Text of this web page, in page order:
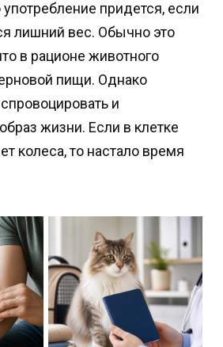
придется, если
лишний вес. Обычно это
в рационе животного
пищи. Однако
и
жизни. Если в клетке
колеса, то настало время